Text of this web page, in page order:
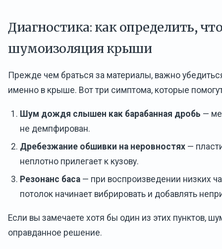
Диагностика: как определить,
шумоизоляция крыши
Прежде чем браться за материалы, важно
именно в крыше. Вот три симптома, которые
Шум дождя слышен как барабанная дробь —
не демпфирован.
Дребезжание обшивки на неровностях —
неплотно прилегает к кузову.
Резонанс баса — при воспроизведении низких
потолок начинает вибрировать и добавлять
Если вы замечаете хотя бы один из этих пунктов,
оправданное решение.